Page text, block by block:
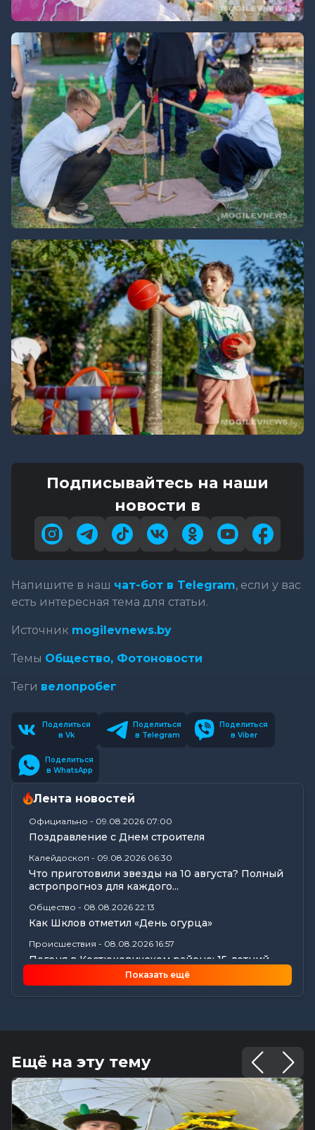
Подписывайтесь на наши
новости в
Напишите в наш чат-бот в Telegram, если у вас
есть интересная тема для статьи.
Источник mogilevnews.by
Темы Общество, Фотоновости
Теги велопробег
Поделиться
в Vk
Поделиться
в Telegram
Поделиться
в Viber
Поделиться
в WhatsApp
Лента новостей
Официально - 09.08.2026 07:00
Поздравление с Днем строителя
Калейдоскоп - 09.08.2026 06:30
Что приготовили звезды на 10 августа? Полный
астропрогноз для каждого...
Общество - 08.08.2026 22:13
Как Шклов отметил «День огурца»
Происшествия - 08.08.2026 16:57
Погоня в Костюковичском районе: 15-летний
мотоциклист пытался...
Смертельное ДТП в Белыничском районе:
мотоциклист погиб на месте
Общество -08.08.2026 15:00
Погода 9 августа в Могилевской области: без
осадков и комфортные...
Показать ещё
Ещё на эту тему